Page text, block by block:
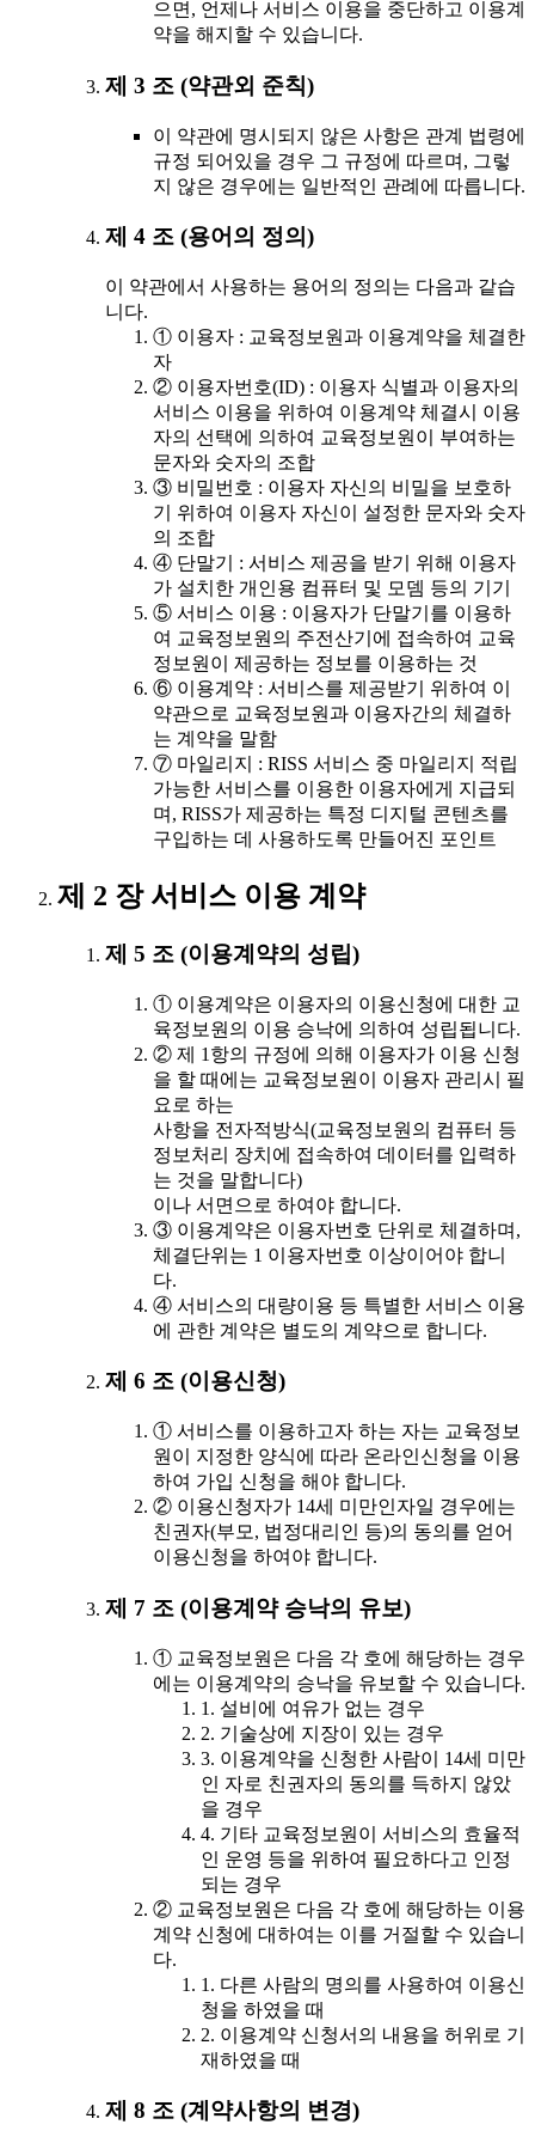
으면, 언제나 서비스 이용을 중단하고 이용계
약을 해지할 수 있습니다.
제 3 조 (약관외 준칙)
이 약관에 명시되지 않은 사항은 관계 법령에
규정 되어있을 경우 그 규정에 따르며, 그렇
지 않은 경우에는 일반적인 관례에 따릅니다.
제 4 조 (용어의 정의)
이 약관에서 사용하는 용어의 정의는 다음과 같습
니다.
① 이용자 : 교육정보원과 이용계약을 체결한
자
② 이용자번호(ID) : 이용자 식별과 이용자의
서비스 이용을 위하여 이용계약 체결시 이용
자의 선택에 의하여 교육정보원이 부여하는
문자와 숫자의 조합
③ 비밀번호 : 이용자 자신의 비밀을 보호하
기 위하여 이용자 자신이 설정한 문자와 숫자
의 조합
④ 단말기 : 서비스 제공을 받기 위해 이용자
가 설치한 개인용 컴퓨터 및 모뎀 등의 기기
⑤ 서비스 이용 : 이용자가 단말기를 이용하
여 교육정보원의 주전산기에 접속하여 교육
정보원이 제공하는 정보를 이용하는 것
⑥ 이용계약 : 서비스를 제공받기 위하여 이
약관으로 교육정보원과 이용자간의 체결하
는 계약을 말함
⑦ 마일리지 : RISS 서비스 중 마일리지 적립
가능한 서비스를 이용한 이용자에게 지급되
며, RISS가 제공하는 특정 디지털 콘텐츠를
구입하는 데 사용하도록 만들어진 포인트
제 2 장 서비스 이용 계약
제 5 조 (이용계약의 성립)
① 이용계약은 이용자의 이용신청에 대한 교
육정보원의 이용 승낙에 의하여 성립됩니다.
② 제 1항의 규정에 의해 이용자가 이용 신청
을 할 때에는 교육정보원이 이용자 관리시 필
요로 하는
사항을 전자적방식(교육정보원의 컴퓨터 등
정보처리 장치에 접속하여 데이터를 입력하
는 것을 말합니다)
이나 서면으로 하여야 합니다.
③ 이용계약은 이용자번호 단위로 체결하며,
체결단위는 1 이용자번호 이상이어야 합니
다.
④ 서비스의 대량이용 등 특별한 서비스 이용
에 관한 계약은 별도의 계약으로 합니다.
제 6 조 (이용신청)
① 서비스를 이용하고자 하는 자는 교육정보
원이 지정한 양식에 따라 온라인신청을 이용
하여 가입 신청을 해야 합니다.
② 이용신청자가 14세 미만인자일 경우에는
친권자(부모, 법정대리인 등)의 동의를 얻어
이용신청을 하여야 합니다.
제 7 조 (이용계약 승낙의 유보)
① 교육정보원은 다음 각 호에 해당하는 경우
에는 이용계약의 승낙을 유보할 수 있습니다.
1. 설비에 여유가 없는 경우
2. 기술상에 지장이 있는 경우
3. 이용계약을 신청한 사람이 14세 미만
인 자로 친권자의 동의를 득하지 않았
을 경우
4. 기타 교육정보원이 서비스의 효율적
인 운영 등을 위하여 필요하다고 인정
되는 경우
② 교육정보원은 다음 각 호에 해당하는 이용
계약 신청에 대하여는 이를 거절할 수 있습니
다.
1. 다른 사람의 명의를 사용하여 이용신
청을 하였을 때
2. 이용계약 신청서의 내용을 허위로 기
재하였을 때
제 8 조 (계약사항의 변경)